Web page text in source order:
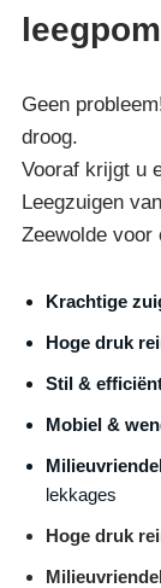
Geen
droog.
Vooraf krijgt u
Leegzuigen
Zeewolde voor
Krachtige
Hoge druk
Stil &
Mobiel &
lekkages
Hoge druk